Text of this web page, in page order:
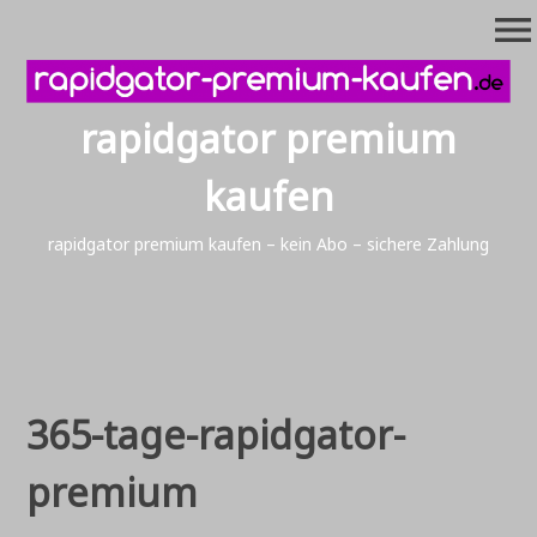
springen
rapidgator premium
kaufen
rapidgator premium kaufen – kein Abo – sichere Zahlung
menu
365-tage-rapidgator-
premium